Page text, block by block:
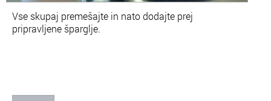
Vse skupaj premešajte in nato dodajte prej
pripravljene šparglje.